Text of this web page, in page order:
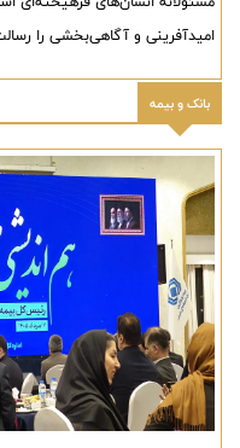
امیدآفرینی و آگاهی‌بخشی را
بانک و بیمه